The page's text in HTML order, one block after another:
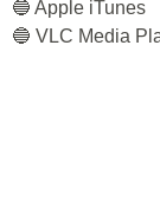
🔵 Apple iTunes
🔵 VLC Media